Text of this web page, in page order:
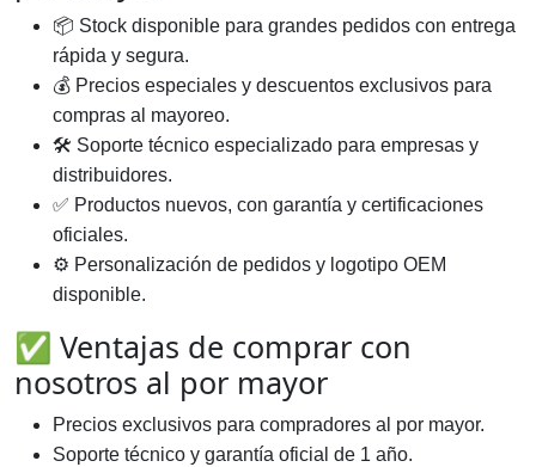
📦 Stock disponible para grandes pedidos con entrega
rápida y segura.
💰 Precios especiales y descuentos exclusivos para
compras al mayoreo.
🛠️ Soporte técnico especializado para empresas y
distribuidores.
✅ Productos nuevos, con garantía y certificaciones
oficiales.
⚙️ Personalización de pedidos y logotipo OEM
disponible.
✅ Ventajas de comprar con
nosotros al por mayor
Precios exclusivos para compradores al por mayor.
Soporte técnico y garantía oficial de 1 año.